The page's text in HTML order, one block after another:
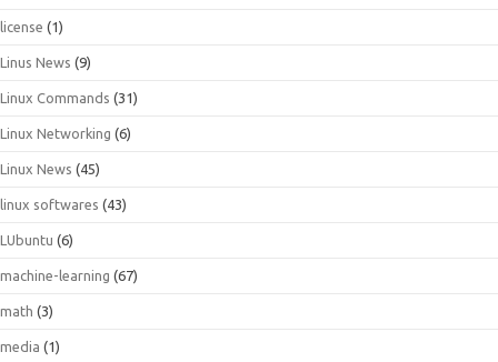
license (1)
Linus News (9)
Linux Commands (31)
Linux Networking (6)
Linux News (45)
linux softwares (43)
LUbuntu (6)
machine-learning (67)
math (3)
media (1)